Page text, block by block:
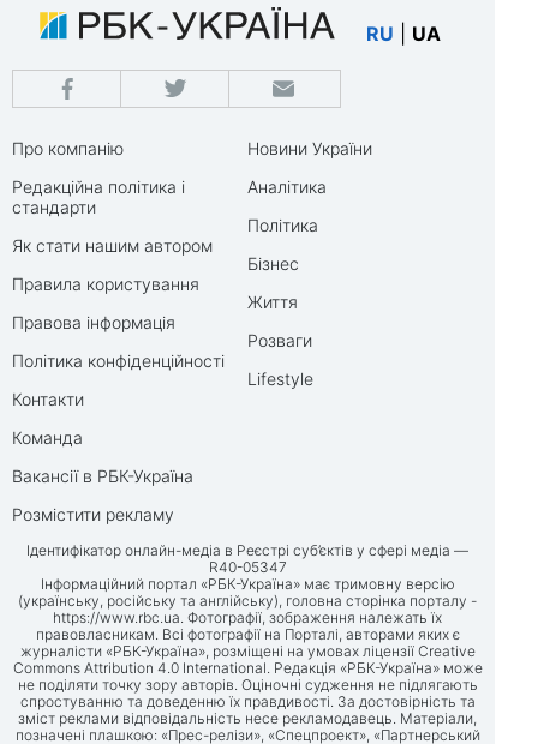
RU UA
Про компанію
Редакційна політика і
стандарти
Як стати нашим автором
Правила користування
Правова інформація
Політика конфіденційності
Контакти
Команда
Вакансії в РБК-Україна
Розмістити рекламу
Новини України
Аналітика
Політика
Бізнес
Життя
Розваги
Lifestyle
Ідентифікатор онлайн-медіа в Реєстрі суб’єктів у сфері медіа —
R40-05347
Інформаційний портал «РБК-Україна» має тримовну версію
(українську, російську та англійську), головна сторінка порталу -
https://www.rbc.ua. Фотографії, зображення належать їх
правовласникам. Всі фотографії на Порталі, авторами яких є
журналісти «РБК-Україна», розміщені на умовах ліцензії Creative
Commons Attribution 4.0 International. Редакція «РБК-Україна» може
не поділяти точку зору авторів. Оціночні судження не підлягають
спростуванню та доведенню їх правдивості. За достовірність та
зміст реклами відповідальність несе рекламодавець. Матеріали,
позначені плашкою: «Прес-релізи», «Спецпроект», «Партнерський